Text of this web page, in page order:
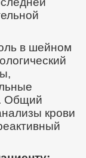
в шейном
Общий
крови